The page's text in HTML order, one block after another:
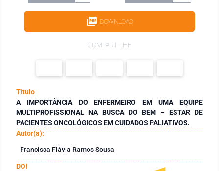
DOWNLOAD
COMPARTILHE
Título
A IMPORTÂNCIA DO ENFERMEIRO EM UMA EQUIPE
MULTIPROFISSIONAL NA BUSCA DO BEM – ESTAR DE
PACIENTES ONCOLÓGICOS EM CUIDADOS PALIATIVOS.
Autor(a):
Francisca Flávia Ramos Sousa
DOI